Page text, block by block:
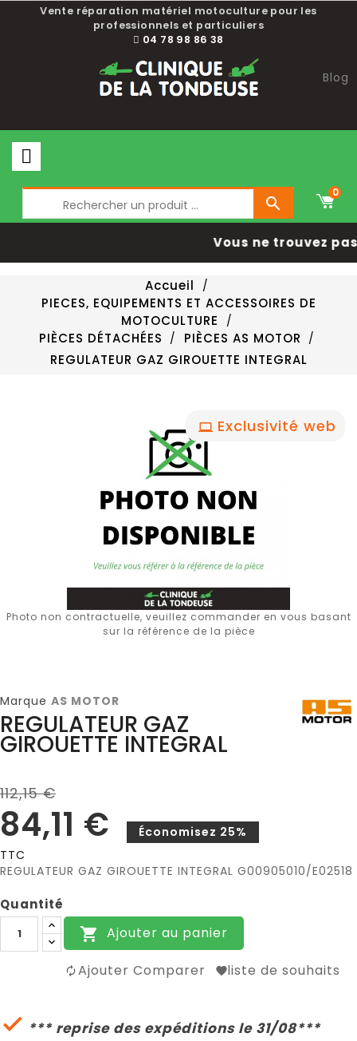
Vente réparation matériel motoculture pour les
professionnels et particuliers
04 78 98 86 38
Blog

0
Vous ne trouvez
Accueil
PIECES, EQUIPEMENTS ET ACCESSOIRES DE
MOTOCULTURE
PIÈCES DÉTACHÉES
PIÈCES AS MOTOR
REGULATEUR GAZ GIROUETTE INTEGRAL
Exclusivité web
Photo non contractuelle, veuillez commander en vous basant
sur la référence de la pièce
Marque AS MOTOR
REGULATEUR GAZ
GIROUETTE INTEGRAL
112,15 €
84,11 €
Économisez 25%
TTC
REGULATEUR GAZ GIROUETTE INTEGRAL G00905010/E02518
Quantité
 Ajouter au panier
Ajouter Comparer liste de souhaits
 *** reprise des expéditions le 31/08***